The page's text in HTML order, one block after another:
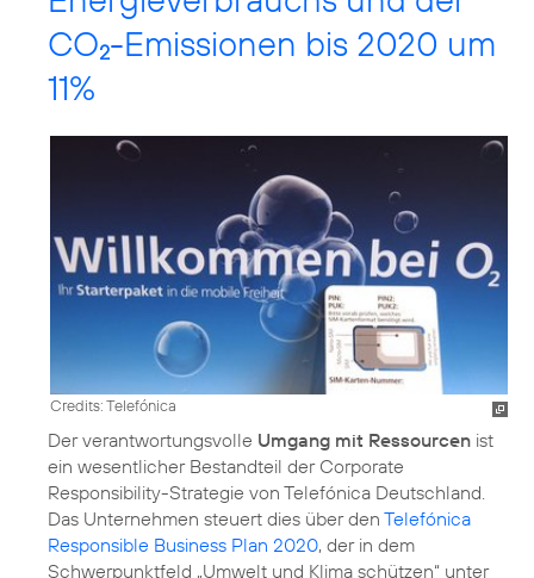
CO2-Emissionen bis 2020 um
11%
Credits: Telefónica
Der verantwortungsvolle Umgang mit Ressourcen ist
ein wesentlicher Bestandteil der Corporate
Responsibility-Strategie von Telefónica Deutschland.
Das Unternehmen steuert dies über den Telefónica
Responsible Business Plan 2020, der in dem
Schwerpunktfeld „Umwelt und Klima schützen“ unter